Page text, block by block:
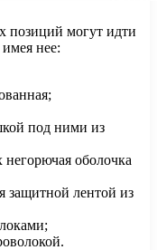
позиций могут идти
нее:
под ними из
оболочка
защитной лентой из